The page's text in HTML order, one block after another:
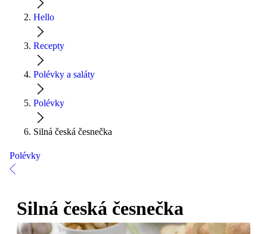
Hello
Recepty
Polévky a saláty
Polévky
Silná česká česnečka
Polévky
Silná česká česnečka